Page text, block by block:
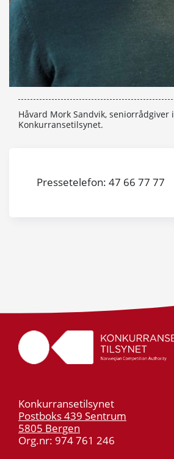
Håvard Mork Sandvik, seniorrådgiver i
Konkurransetilsynet.
Pressetelefon: 47 66 77 77
Konkurransetilsynet
Postboks 439 Sentrum
5805 Bergen
Org.nr: 974 761 246